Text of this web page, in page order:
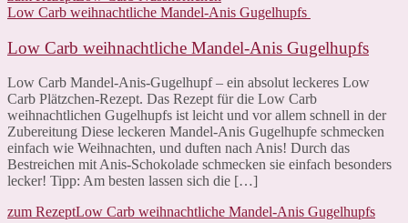
Low Carb weihnachtliche Mandel-Anis Gugelhupfs
Low Carb weihnachtliche Mandel-Anis Gugelhupfs
Low Carb Mandel-Anis-Gugelhupf – ein absolut leckeres Low
Carb Plätzchen-Rezept. Das Rezept für die Low Carb
weihnachtlichen Gugelhupfs ist leicht und vor allem schnell in der
Zubereitung Diese leckeren Mandel-Anis Gugelhupfe schmecken
einfach wie Weihnachten, und duften nach Anis! Durch das
Bestreichen mit Anis-Schokolade schmecken sie einfach besonders
lecker! Tipp: Am besten lassen sich die […]
zum RezeptLow Carb weihnachtliche Mandel-Anis Gugelhupfs